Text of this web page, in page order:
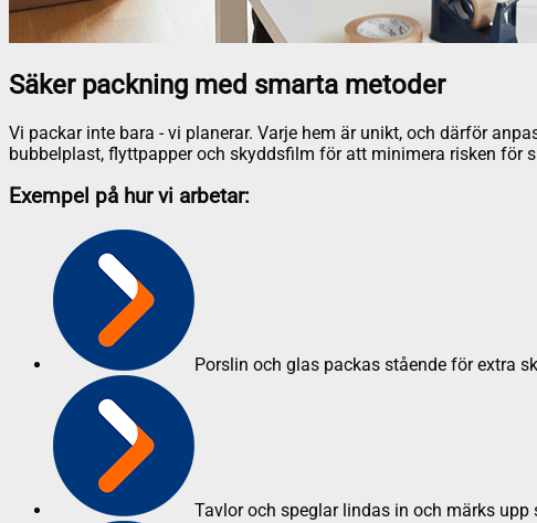
Säker packning med smarta metoder
Vi packar inte bara - vi planerar. Varje hem är unikt, och därför
bubbelplast, flyttpapper och skyddsfilm för att minimera risken för
Exempel på hur vi arbetar:
Porslin och glas packas stående för extra
Tavlor och speglar lindas in och märks upp